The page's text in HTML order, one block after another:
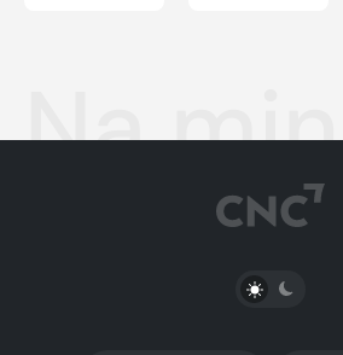
Na